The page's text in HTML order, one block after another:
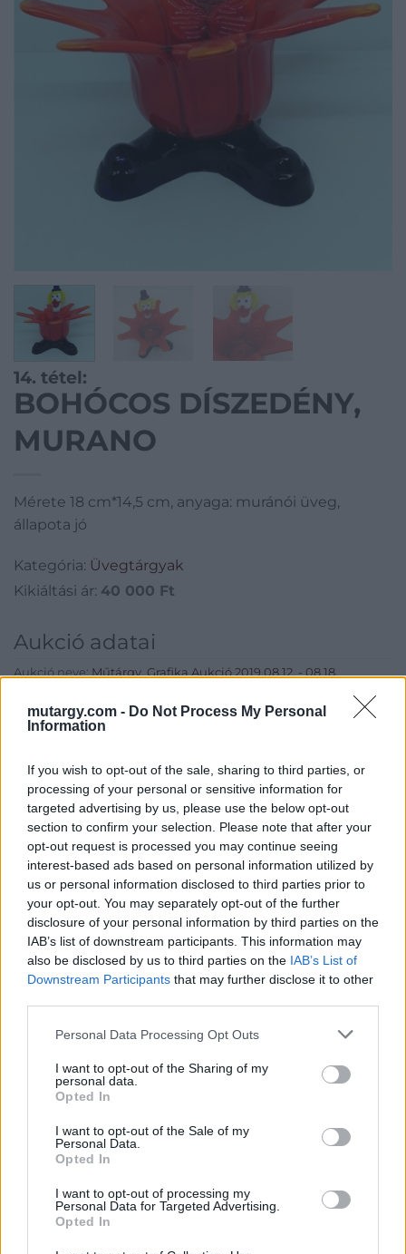
mutargy.com - Do Not Process My Personal
Information
If you wish to opt-out of the sale, sharing to third parties, or
processing of your personal or sensitive information for
targeted advertising by us, please use the below opt-out
section to confirm your selection. Please note that after your
opt-out request is processed you may continue seeing
interest-based ads based on personal information utilized by
us or personal information disclosed to third parties prior to
your opt-out. You may separately opt-out of the further
disclosure of your personal information by third parties on the
IAB’s list of downstream participants. This information may
also be disclosed by us to third parties on the IAB’s List of
Downstream Participants that may further disclose it to other
Personal Data Processing Opt Outs
I want to opt-out of the Sharing of my
personal data.
Opted In
I want to opt-out of the Sale of my
Personal Data.
Opted In
I want to opt-out of processing my
Personal Data for Targeted Advertising.
Opted In
14. tétel:
BOHÓCOS DÍSZEDÉNY,
MURANO
Mérete 18 cm*14,5 cm, anyaga: muránói üveg,
állapota jó
Kategória: Üvegtárgyak
Kikiáltási ár: 40 000 Ft
Aukció adatai
Aukció neve:Műtárgy, Grafika Aukció 2019.08.12. - 08.18.
Aukció ideje: 20:00
Tételszám: 14
Eladó adatai
Eladó:Amor Del Arte Galéria-
Aukciósház
Cím: Ráduly Zoltán
Amor Del Arte Kft.
Sopron
06202391066
http://www.amordelarte.hu
Bemutatkozás: A cég főtevékenysége minden olyan
adás-vételével, bizományosi értékesítésével, festmények
értékbecslésével és online aukciók szervezésével és
lebonyolításával. A weboldalon elérhetőek a cég által kínált
számára lehetőség nyílik egy regisztráció után, hogy részt
vegyen a cég online aukcióin.